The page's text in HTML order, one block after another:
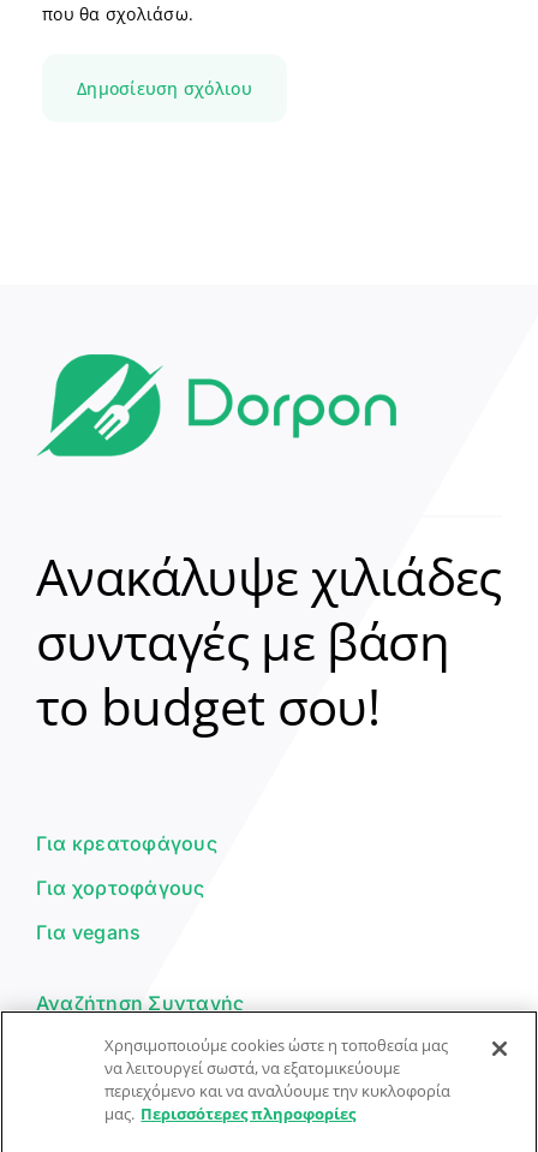
που θα σχολιάσω.
Ανακάλυψε χιλιάδες
συνταγές με βάση
το budget σου!
Για κρεατοφάγους
Για χορτοφάγους
Για vegans
Αναζήτηση Συνταγής
Υποβολή Συνταγής
Φόρμα Επικοινωνίας
Χρησιμοποιούμε cookies ώστε η τοποθεσία μας
να λειτουργεί σωστά, να εξατομικεύουμε
περιεχόμενο και να αναλύουμε την κυκλοφορία
μας. Περισσότερες πληροφορίες